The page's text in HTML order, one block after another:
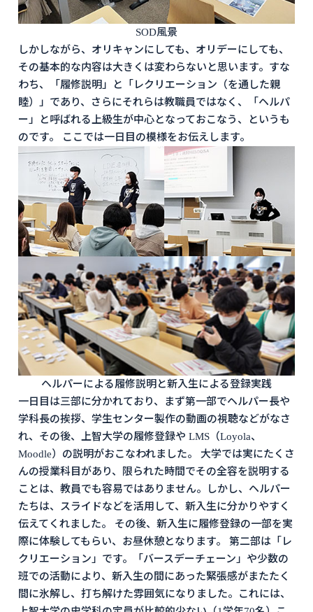
SOD風景
しかしながら、オリキャンにしても、オリデーにしても、
その基本的な内容は大きくは変わらないと思います。すな
わち、「履修説明」と「レクリエーション（を通した親
睦）」であり、さらにそれらは教職員ではなく、「ヘルパ
ー」と呼ばれる上級生が中心となっておこなう、というも
のです。 ここでは一日目の模様をお伝えします。
ヘルパーによる履修説明と新入生による登録実践
一日目は三部に分かれており、まず第一部でヘルパー長や
学科長の挨拶、学生センター製作の動画の視聴などがなさ
れ、その後、上智大学の履修登録や LMS（Loyola、
Moodle）の説明がおこなわれました。 大学では実にたくさ
んの授業科目があり、限られた時間でその全容を説明する
ことは、教員でも容易ではありません。しかし、ヘルパー
たちは、スライドなどを活用して、新入生に分かりやすく
伝えてくれました。 その後、新入生に履修登録の一部を実
際に体験してもらい、お昼休憩となります。 第二部は「レ
クリエーション」です。「バースデーチェーン」や少数の
班での活動により、新入生の間にあった緊張感がまたたく
間に氷解し、打ち解けた雰囲気になりました。これには、